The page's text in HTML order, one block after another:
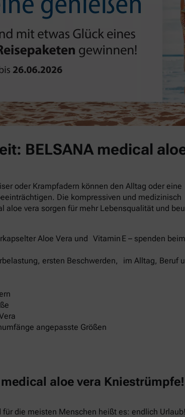
BELSANA medical
oder Krampfadern können den Alltag oder eine
Die kompressiven und medizinisch
aloe vera sorgen für mehr Lebensqualität und
Aloe Vera und Vitamin E – spenden beim
ersten Beschwerden, im Alltag, Beruf
angepasste Größen
aloe vera Kniestrümpfe!
die meisten Menschen heißt es: endlich